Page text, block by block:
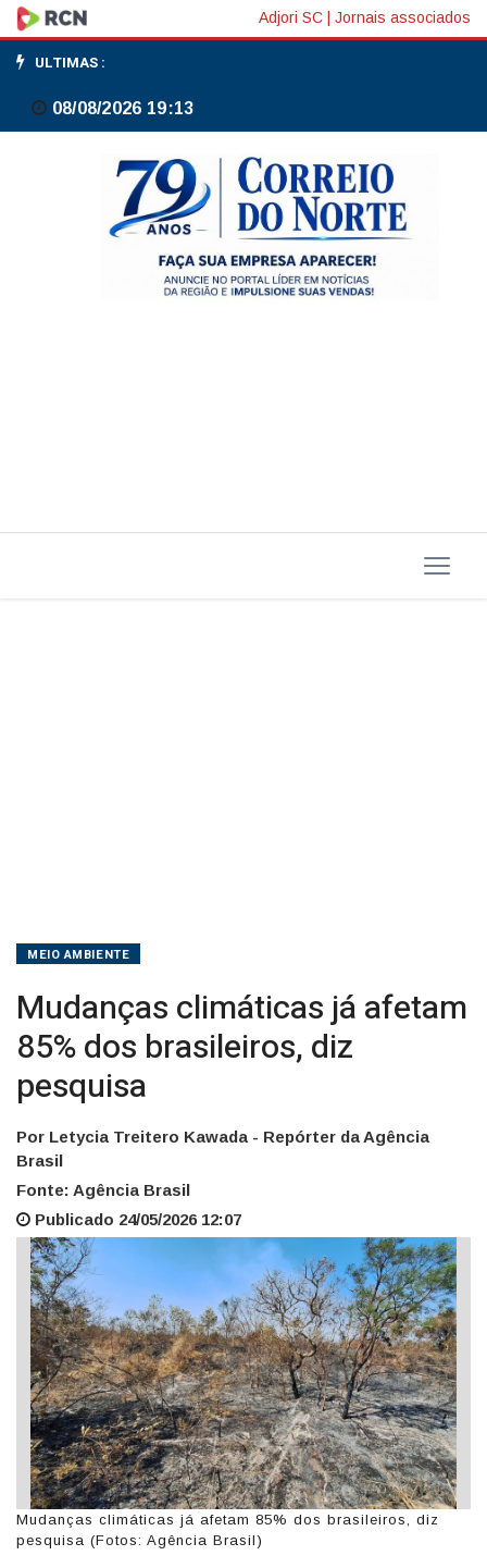
Mudanças
climáticas
já
afetam
brasileiros,
Adjori SC Jornais associados
ULTIMAS :
08/08/2026 19:13
MEIO AMBIENTE
Mudanças climáticas já afetam
85% dos brasileiros, diz
pesquisa
Por Letycia Treitero Kawada - Repórter da Agência
Brasil
Fonte: Agência Brasil
Publicado 24/05/2026 12:07
Mudanças climáticas já afetam 85% dos brasileiros, diz
pesquisa (Fotos: Agência Brasil)